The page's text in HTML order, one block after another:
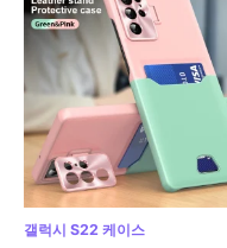
갤럭시 S22 케이스